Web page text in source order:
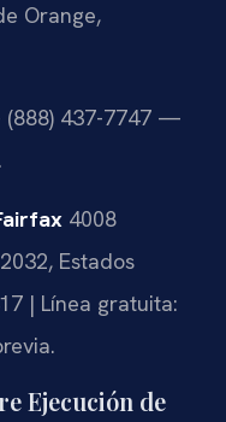
Orange,
437-7747 —
4008
Estados
| Línea gratuita:
Ejecución de